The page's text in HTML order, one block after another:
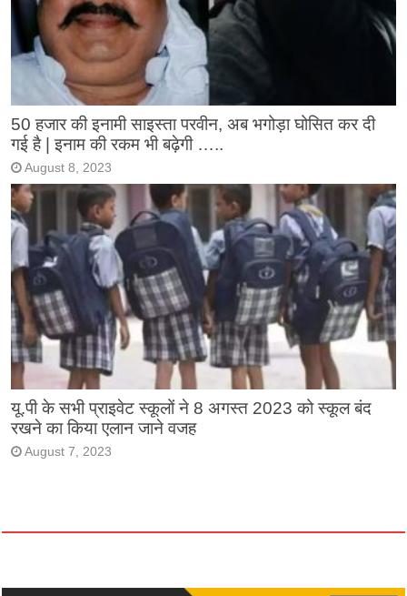
50 हजार की इनामी साइस्ता परवीन, अब भगोड़ा घोसित कर दी
गई है | इनाम की रकम भी बढ़ेगी …..
August 8, 2023
यू.पी के सभी प्राइवेट स्कूलों ने 8 अगस्त 2023 को स्कूल बंद
रखने का किया एलान जाने वजह
August 7, 2023